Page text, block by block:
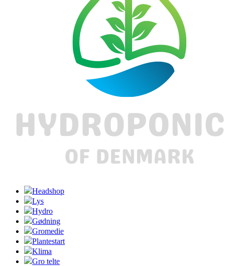
Headshop
Lys
Hydro
Gødning
Gromedie
Plantestart
Klima
Gro telte